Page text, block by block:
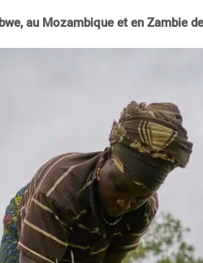
au Mozambique et en Zambie